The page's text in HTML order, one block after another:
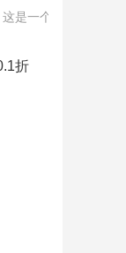
是一个小提示字段。
折